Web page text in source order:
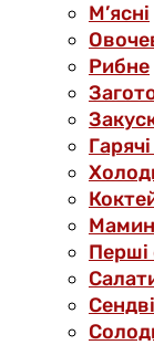
М’ясні
Рибне
Перші